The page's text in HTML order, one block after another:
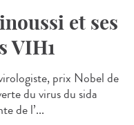
et ses
VIH1
prix Nobel de
du virus du sida
de l’...